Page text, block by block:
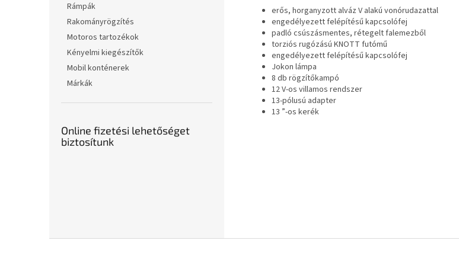
Rámpák
Rakományrögzítés
Motoros tartozékok
Kényelmi kiegészítők
Mobil konténerek
Márkák
Online fizetési lehetőséget
biztosítunk
erős, horganyzott alváz V alakú vonórudazattal
engedélyezett felépítésű kapcsolófej
padló csúszásmentes, rétegelt falemezből
torziós rugózású KNOTT futómű
engedélyezett felépítésű kapcsolófej
Jokon lámpa
8 db rögzítőkampó
12 V-os villamos rendszer
13-pólusú adapter
13 ”-os kerék